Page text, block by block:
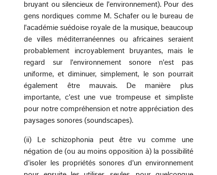
bruyant ou silencieux de l'environnement). Pour des
gens nordiques comme M. Schafer ou le bureau de
l'académie suédoise royale de la musique, beaucoup
de villes méditerranéennes ou africaines seraient
probablement incroyablement bruyantes, mais le
regard sur l'environnement sonore n'est pas
uniforme, et diminuer, simplement, le son pourrait
également être mauvais. De manière plus
importante, c'est une vue trompeuse et simpliste
pour notre compréhension et notre appréciation des
paysages sonores (soundscapes).
(ii) Le schizophonia peut être vu comme une
négation de (ou au moins opposition à) la possibilité
d'isoler les propriétés sonores d'un environnement